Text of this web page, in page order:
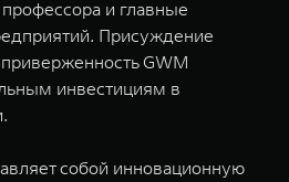
и главные
Присуждение
GWM
инвестициям в
собой инновационную